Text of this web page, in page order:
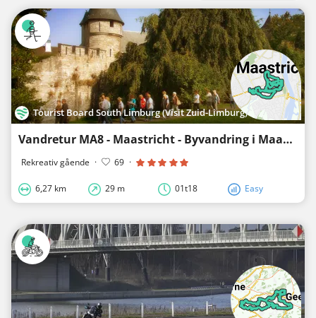
Tourist Board South Limburg (Visit Zuid-Limburg)
Vandretur MA8 - Maastricht - Byvandring i Maastricht
Rekreativ gående · 69 ·
6,27 km 29 m 01t18 Easy